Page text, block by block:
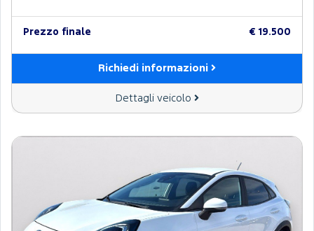
Prezzo finale € 19.500
Richiedi informazioni
Dettagli veicolo